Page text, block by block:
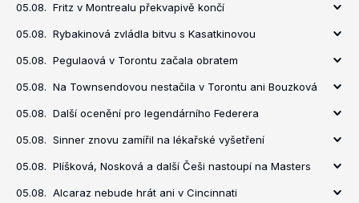
05.08. Fritz v Montrealu překvapivě končí
05.08. Rybakinová zvládla bitvu s Kasatkinovou
05.08. Pegulaová v Torontu začala obratem
05.08. Na Townsendovou nestačila v Torontu ani Bouzková
05.08. Další ocenění pro legendárního Federera
05.08. Sinner znovu zamířil na lékařské vyšetření
05.08. Plíšková, Nosková a další Češi nastoupí na Masters
05.08. Alcaraz nebude hrát ani v Cincinnati